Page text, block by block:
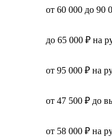
от 60 000 до 90
до 65 000 ₽ на
от 95 000 ₽ на
от 47 500 ₽ до
от 58 000 ₽ на